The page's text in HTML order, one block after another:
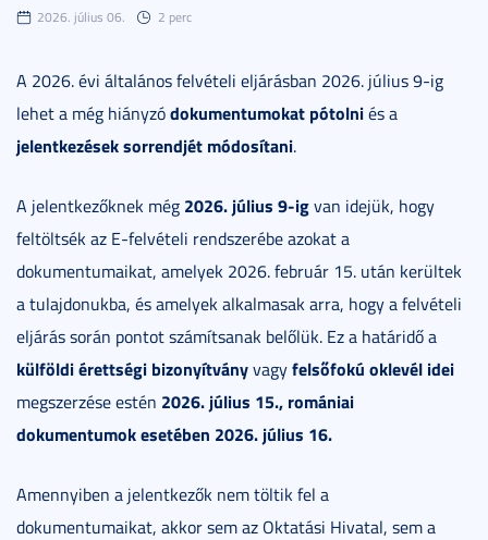
2026. július 06. 2 perc
A 2026. évi általános felvételi eljárásban 2026. július 9-ig
lehet a még hiányzódokumentumokat pótolniés a
jelentkezések sorrendjét módosítani.
A jelentkezőknek még 2026. július 9-igvan idejük, hogy
feltöltsék az E-felvételi rendszerébe azokat a
dokumentumaikat, amelyek 2026. február 15. után kerültek
a tulajdonukba, és amelyek alkalmasak arra, hogy a felvételi
eljárás során pontot számítsanak belőlük. Ez a határidő a
külföldi érettségi bizonyítványvagyfelsőfokú oklevél idei
megszerzése estén 2026. július 15., romániai
dokumentumok esetében 2026. július 16.
Amennyiben a jelentkezők nem töltik fel a
dokumentumaikat, akkor sem az Oktatási Hivatal, sem a